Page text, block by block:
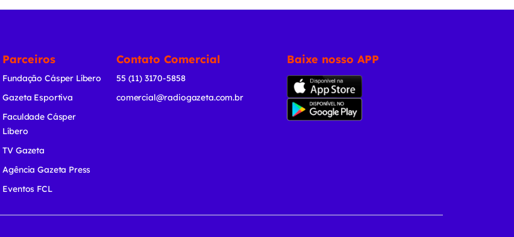
Parceiros
Fundação Cásper Líbero
Gazeta Esportiva
Faculdade Cásper
Líbero
TV Gazeta
Agência Gazeta Press
Eventos FCL
Contato Comercial
55 (11) 3170-5858
comercial@radiogazeta.com.br
Baixe nosso APP